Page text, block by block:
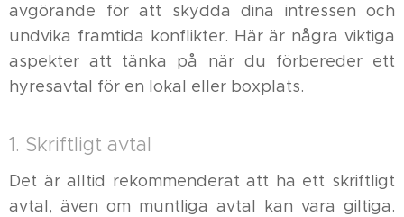
avgörande för att skydda dina intressen och
undvika framtida konflikter. Här är några viktiga
aspekter att tänka på när du förbereder ett
hyresavtal för en lokal eller boxplats.
1. Skriftligt avtal
Det är alltid rekommenderat att ha ett skriftligt
avtal, även om muntliga avtal kan vara giltiga.